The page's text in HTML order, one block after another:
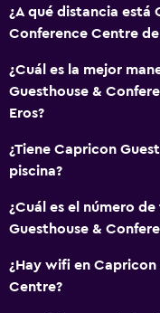
¿A qué distancia está
Conference Centre
¿Cuál es la mejor
Guesthouse &
Eros?
¿Tiene Capricon
piscina?
¿Cuál es el número
Guesthouse &
¿Hay wifi en
Centre?